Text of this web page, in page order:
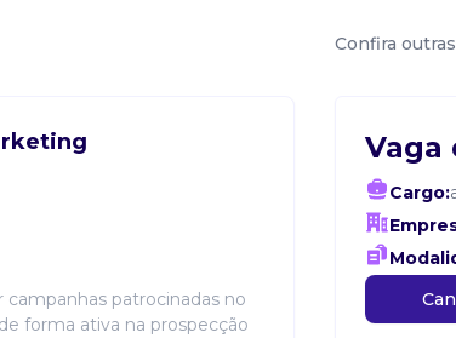
Confira
patrocinadas no
forma ativa na prospecção
Vaga
Cargo: